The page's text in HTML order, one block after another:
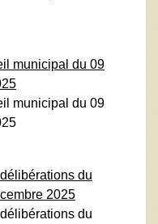
municipal du 09
municipal du 09
du
2025
du